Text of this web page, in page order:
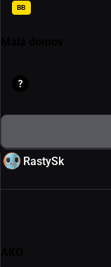
BB
RastySk